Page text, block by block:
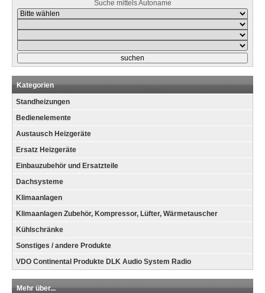
Suche mittels Autoname
Kategorien
Standheizungen
Bedienelemente
Austausch Heizgeräte
Ersatz Heizgeräte
Einbauzubehör und Ersatzteile
Dachsysteme
Klimaanlagen
Klimaanlagen Zubehör, Kompressor, Lüfter, Wärmetauscher
Kühlschränke
Sonstiges / andere Produkte
VDO Continental Produkte DLK Audio System Radio
Mehr über...